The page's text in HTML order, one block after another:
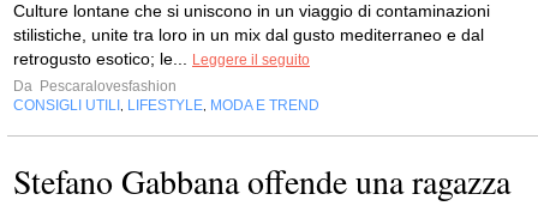
Culture lontane che si uniscono in un viaggio di contaminazioni
stilistiche, unite tra loro in un mix dal gusto mediterraneo e dal
retrogusto esotico; le...
Leggere il seguito
Da Pescaralovesfashion
CONSIGLI UTILI
LIFESTYLE MODA E TREND
Stefano Gabbana offende una ragazza